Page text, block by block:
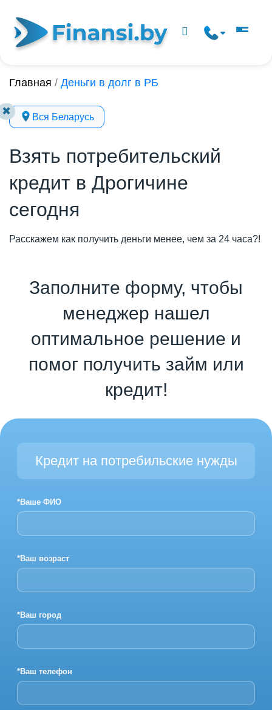
✖
Главная / Деньги в долг в РБ
Вся Беларусь
Взять потребительский
кредит в Дрогичине
сегодня
Расскажем как получить деньги менее, чем за 24 часа?!
Заполните форму, чтобы
менеджер нашел
оптимальное решение и
помог получить займ или
кредит!
Кредит на потребильские нужды
*Ваше ФИО
*Ваш возраст
*Ваш город
*Ваш телефон